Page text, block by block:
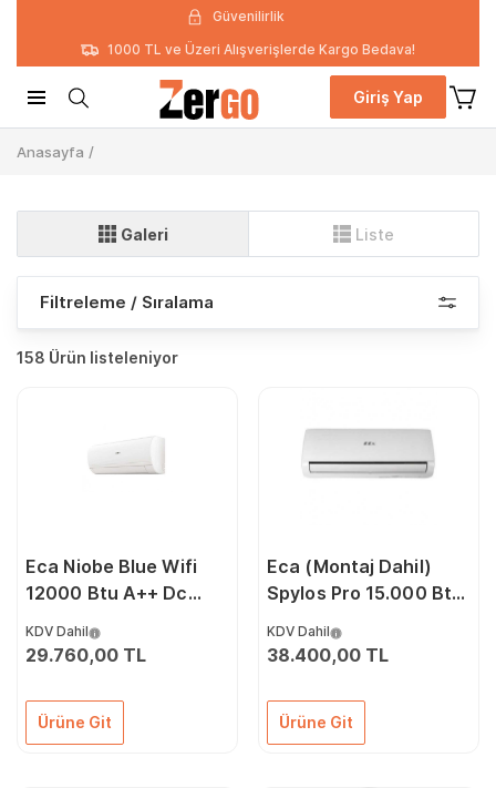
Güvenilirlik
1000 TL ve Üzeri Alışverişlerde Kargo Bedava!
Giriş Yap
Anasayfa /
Galeri Liste
Filtreleme / Sıralama
158 Ürün listeleniyor
Eca Niobe Blue Wifi
12000 Btu A++ Dc
KDV Dahil
29.760,00 TL
Ürüne Git
Eca (Montaj Dahil)
Spylos Pro 15.000 Btu
KDV Dahil
38.400,00 TL
Ürüne Git